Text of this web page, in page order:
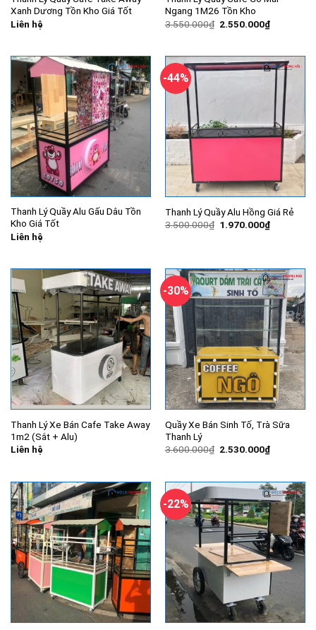
Xanh Dương Tồn Kho Giá Tốt
Liên hệ
Ngang 1M26 Tồn Kho
3.550.000₫ Giá
2.550.000₫Giá
hiện
Thanh Lý Quầy Alu Gấu Dâu Tồn
Kho Giá Tốt
Liên hệ
-44%
Thanh Lý Quầy Alu Hồng Giá Rẻ
3.500.000₫ Giá
1.970.000₫Giá
hiện
Thanh Lý Xe Bán Cafe Take Away
1m2 (Sắt + Alu)
Liên hệ
-30%
Quầy Xe Bán Sinh Tố, Trà Sữa
Thanh Lý
3.600.000₫ Giá
2.530.000₫Giá
hiện
-22%